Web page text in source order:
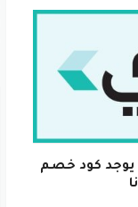
يوجد كود خصم